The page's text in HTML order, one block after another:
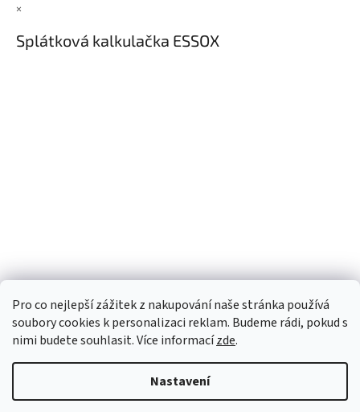
Pro co nejlepší zážitek z nakupování naše stránka používá
soubory cookies k personalizaci reklam. Budeme rádi, pokud s
nimi budete souhlasit. Více informacízde.
Nastavení
×
Splátková kalkulačka ESSOX